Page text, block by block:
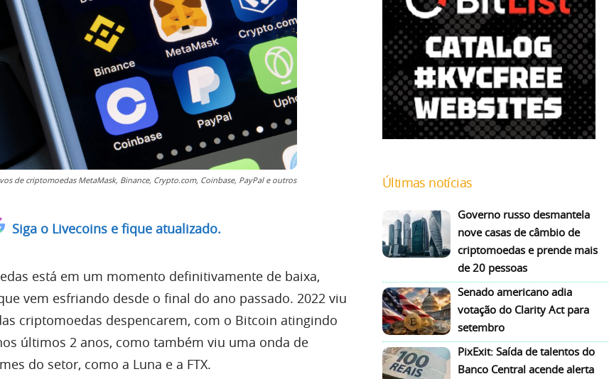
de criptomoedas MetaMask, Binance, Crypto.com, Coinbase, PayPal e outros
Siga o Livecoins e fique atualizado.
está em um momento definitivamente de baixa,
vem esfriando desde o final do ano passado. 2022 viu
criptomoedas despencarem, com o Bitcoin atingindo
últimos 2 anos, como também viu uma onda de
do setor, como a Luna e a FTX.
Últimas notícias
Governo russo desmantela
nove casas de câmbio de
criptomoedas e prende mais
de 20 pessoas
Senado americano adia
votação do Clarity Act para
setembro
PixExit: Saída de talentos do
Banco Central acende alerta